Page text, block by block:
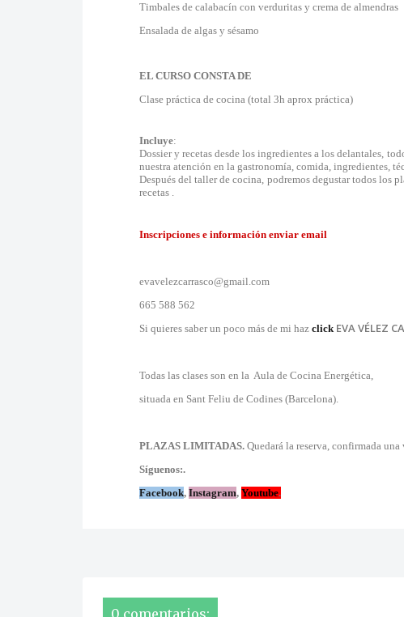
Timbales de calabacín con verduritas y crema de almendras
Ensalada de algas y sésamo
EL CURSO CONSTA DE
Clase práctica de cocina (total 3h aprox práctica)
Incluye:
Dossier y recetas desde los ingredientes a los delantales,
nuestra atención en la gastronomía, comida, ingredientes,
Después del taller de cocina, podremos degustar todos los
recetas .
Inscripciones e información enviar email
evavelezcarrasco@gmail.com
665 588 562
Si quieres saber un poco más de mi haz click EVA VÉLEZ
Todas las clases son en la Aula de Cocina Energética,
situada en Sant Feliu de Codines (Barcelona).
PLAZAS LIMITADAS. Quedará la reserva, confirmada
Síguenos:.
Facebook, Instagram, Youtube.